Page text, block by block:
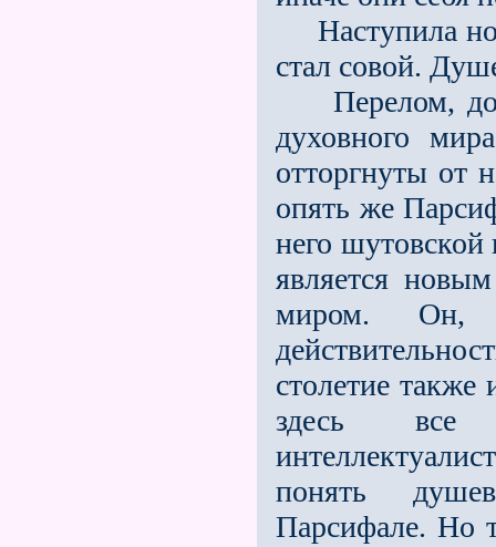
Наступила
стал совой.
Перелом, до
духовного
отторгнуты от
опять же
него
является
миром. Он,
столетие
здесь
понять
Парсифале. Но